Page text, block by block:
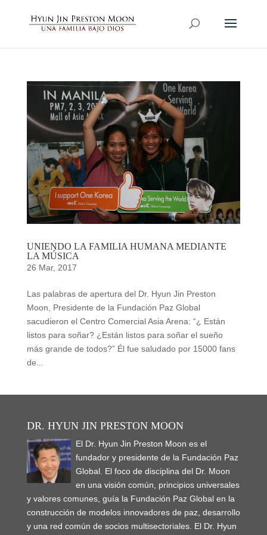
UNIENDO LA FAMILIA HUMANA MEDIANTE
LA MÚSICA
26 Mar, 2017
Las palabras de apertura del Dr. Hyun Jin Preston
Moon, Presidente de la Fundación Paz Global
sacudieron el Centro Comercial Asia Arena: “¿ Están
listos para soñar? ¿Están listos para soñar el sueño
más grande de todos?” Él fue saludado por 15000 fans
de...
DR. HYUN JIN PRESTON MOON
El Dr. Hyun Jin Preston Moon es el
fundador y presidente de la Fundación Paz
Global. El foco de disciplina del Dr. Moon
en una visión común, principios universales
y valores comunes, guía la Fundación Paz Global en la
construcción de modelos innovadores de paz, desarrollo
y una red común de socios multisectoriales. El Dr. Hyun